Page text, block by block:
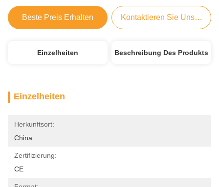
Beste Preis Erhalten Kontaktieren Sie Uns Jetzt
Einzelheiten Beschreibung Des Produkts
Einzelheiten
Herkunftsort:
China
Zertifizierung:
CE